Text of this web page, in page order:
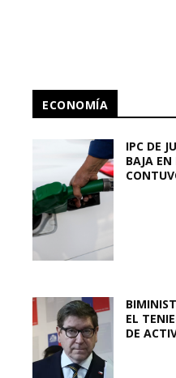
ECONOMÍA
IPC DE
BAJA EN
EL
DE